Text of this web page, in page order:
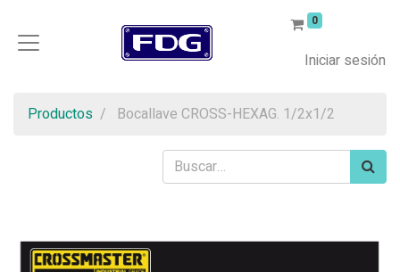
0
Iniciar sesión
Productos Bocallave CROSS-HEXAG. 1/2x1/2